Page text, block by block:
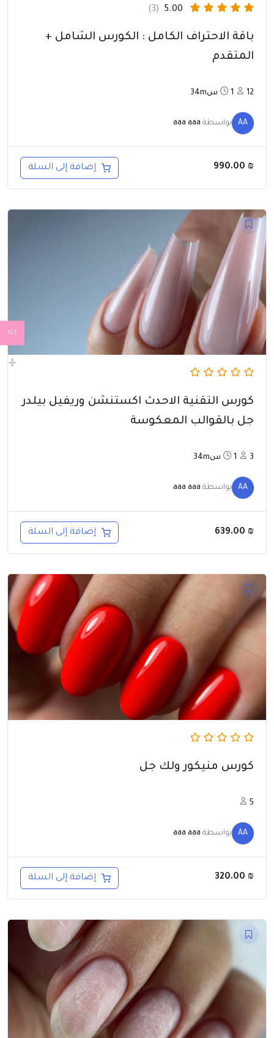
5.00
(3)
باقة الاحتراف الكامل : الكورس الشامل +
المتقدم
12 1س34m
AA بواسطة aaa aaa
990.00 ₪ إضافة إلى السلة
كورس التقنية الاحدث اكستنشن وريفيل بيلدر
جل بالقوالب المعكوسة
3 1س34m
AA بواسطة aaa aaa
639.00 ₪ إضافة إلى السلة
كورس منيكور ولك جل
5
AA بواسطة aaa aaa
320.00 ₪ إضافة إلى السلة
ILS